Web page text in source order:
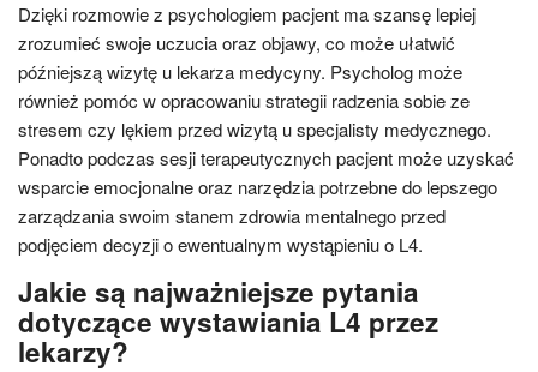
Dzięki rozmowie z psychologiem pacjent ma szansę lepiej
zrozumieć swoje uczucia oraz objawy, co może ułatwić
późniejszą wizytę u lekarza medycyny. Psycholog może
również pomóc w opracowaniu strategii radzenia sobie ze
stresem czy lękiem przed wizytą u specjalisty medycznego.
Ponadto podczas sesji terapeutycznych pacjent może uzyskać
wsparcie emocjonalne oraz narzędzia potrzebne do lepszego
zarządzania swoim stanem zdrowia mentalnego przed
podjęciem decyzji o ewentualnym wystąpieniu o L4.
Jakie są najważniejsze pytania
dotyczące wystawiania L4 przez
lekarzy?